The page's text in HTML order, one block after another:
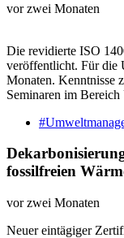
vor zwei Monaten
Die revidierte ISO
veröffentlicht. Für die
Monaten. Kenntnisse
Seminaren im
fossilfreien
vor zwei Monaten
Neuer eintägiger